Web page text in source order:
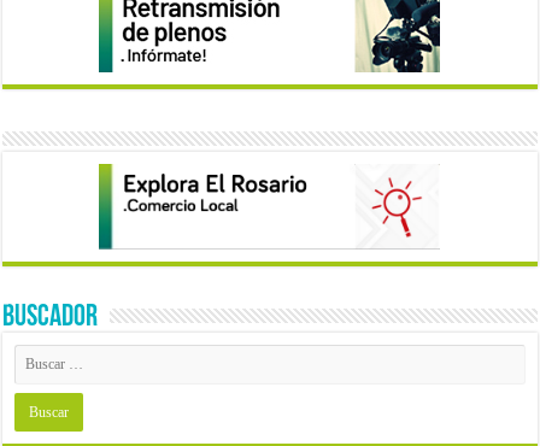
BUSCADOR